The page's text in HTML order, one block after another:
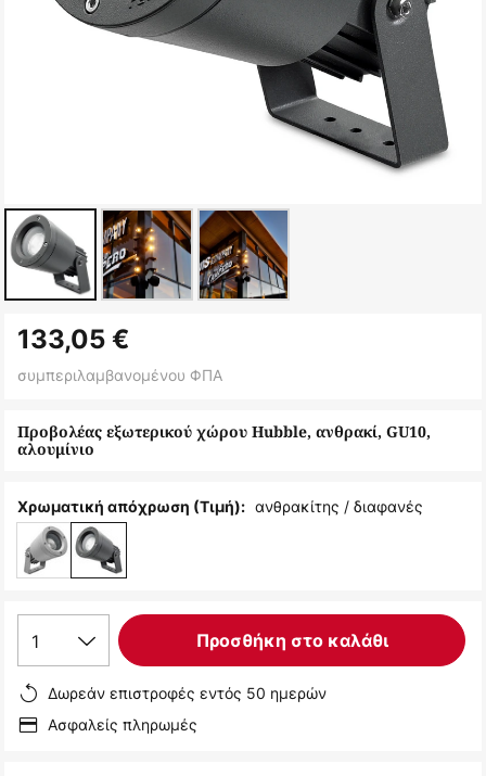
στην
αρχή
συλλογής
εικόνων
Προβολέας εξωτερικού χώρου Hubble, ανθρακί, GU10,
αλουμίνιο
133,05 €
συμπεριλαμβανομένου ΦΠΑ
Χρωματική απόχρωση (Τιμή): ανθρακίτης / διαφανές
1 Προσθήκη στο καλάθι
Δωρεάν επιστροφές εντός 50 ημερών
Ασφαλείς πληρωμές